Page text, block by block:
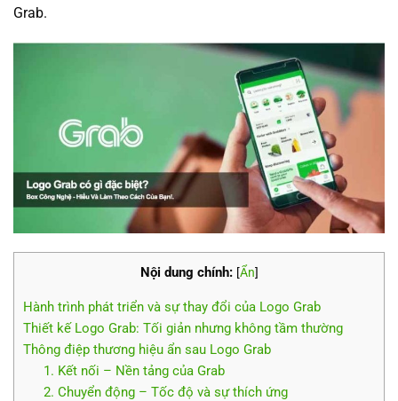
Grab.
Nội dung chính: [Ẩn]
Hành trình phát triển và sự thay đổi của Logo Grab
Thiết kế Logo Grab: Tối giản nhưng không tầm thường
Thông điệp thương hiệu ẩn sau Logo Grab
1. Kết nối – Nền tảng của Grab
2. Chuyển động – Tốc độ và sự thích ứng